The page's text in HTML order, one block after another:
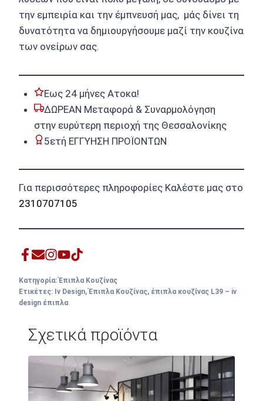
την εμπειρία και την έμπνευσή μας, μάς δίνει τη
δυνατότητα να δημιουργήσουμε μαζί την κουζίνα
των ονείρων σας.
Εως 24 μήνες Ατοκα!
ΔΩΡΕΑΝ Μεταφορά & Συναρμολόγηση
στην ευρύτερη περιοχή της Θεσσαλονίκης
5ετή ΕΓΓΥΗΣΗ ΠΡΟΪΟΝΤΩΝ
Για περισσότερες πληροφορίες Καλέστε μας στο
2310707105
Κατηγορία:Έπιπλα Κουζίνας
Ετικέτες: Iv Design,Έπιπλα Κουζίνας, έπιπλα κουζίνας L39 – iv
design έπιπλα
Σχετικά προϊόντα